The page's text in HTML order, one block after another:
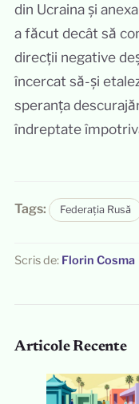
din Ucraina și
a făcut decât să
direcții negative
încercat să-și
speranța
îndreptate
Tags: Federația Rusă
Scris de: Florin Cosma
Articole Recente